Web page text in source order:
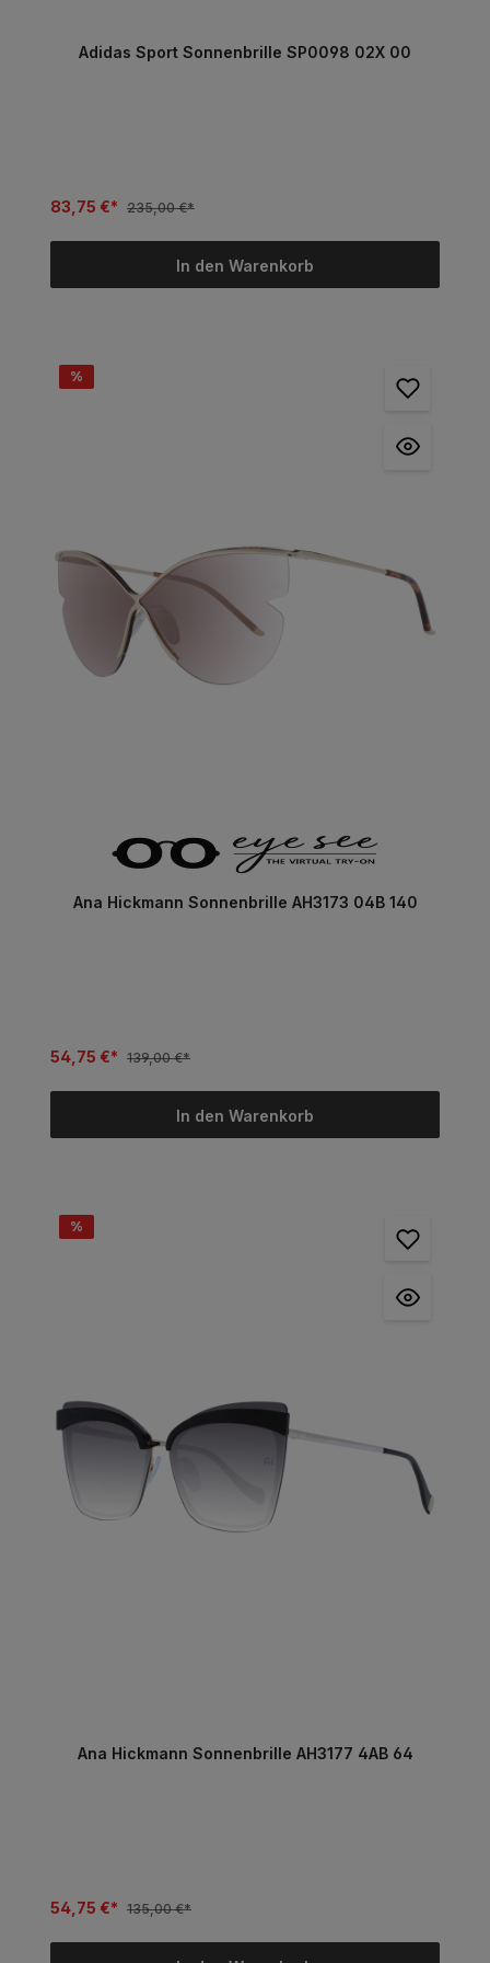
Adidas Sport Sonnenbrille SP0098 02X 00
83,75 €* 235,00 €*
In den Warenkorb
%
Ana Hickmann Sonnenbrille AH3173 04B 140
54,75 €* 139,00 €*
In den Warenkorb
%
Ana Hickmann Sonnenbrille AH3177 4AB 64
54,75 €* 135,00 €*